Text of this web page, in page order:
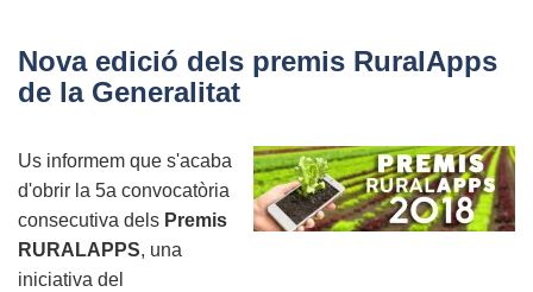
Nova edició dels premis RuralApps
de la Generalitat
Us informem que s'acaba
d'obrir la 5a convocatòria
consecutiva dels Premis
RURALAPPS, una
iniciativa del